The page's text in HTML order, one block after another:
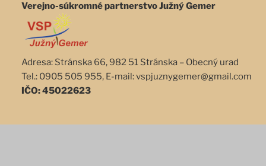
Verejno-súkromné partnerstvo Južný Gemer
Adresa: Stránska 66, 982 51 Stránska – Obecný urad
Tel.: 0905 505 955, E-mail: vspjuznygemer@gmail.com
IČO: 45022623